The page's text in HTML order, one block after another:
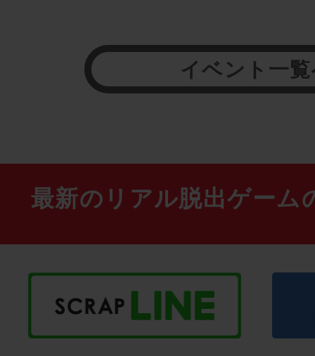
イベント一
最新のリアル脱出ゲーム